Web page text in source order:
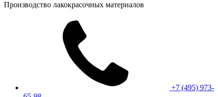
Производство лакокрасочных материалов
+7 (495) 973-